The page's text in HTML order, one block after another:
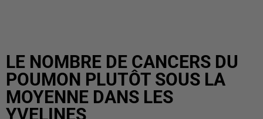
LE NOMBRE DE CANCERS DU
POUMON PLUTÔT SOUS LA
MOYENNE DANS LES
YVELINES